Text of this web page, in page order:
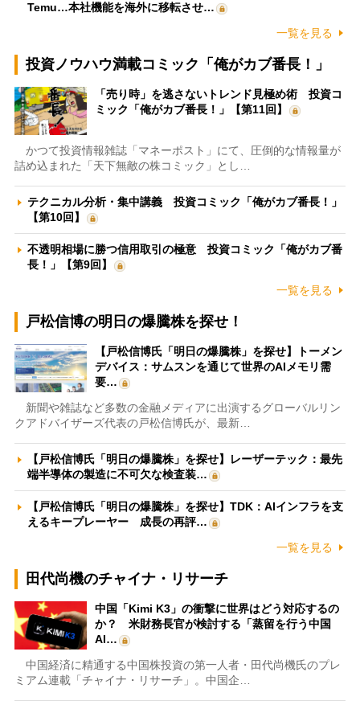
Temu…本社機能を海外に移転させ…
一覧を見る
投資ノウハウ満載コミック「俺がカブ番長！」
「売り時」を逃さないトレンド見極め術 投資コ
ミック「俺がカブ番長！」【第11回】
かつて投資情報雑誌「マネーポスト」にて、圧倒的な情報量が
詰め込まれた「天下無敵の株コミック」とし…
テクニカル分析・集中講義 投資コミック「俺がカブ番長！」
【第10回】
不透明相場に勝つ信用取引の極意 投資コミック「俺がカブ番
長！」【第9回】
一覧を見る
戸松信博の明日の爆騰株を探せ！
【戸松信博氏「明日の爆騰株」を探せ】トーメン
デバイス：サムスンを通じて世界のAIメモリ需
要…
新聞や雑誌など多数の金融メディアに出演するグローバルリン
クアドバイザーズ代表の戸松信博氏が、最新…
【戸松信博氏「明日の爆騰株」を探せ】レーザーテック：最先
端半導体の製造に不可欠な検査装…
【戸松信博氏「明日の爆騰株」を探せ】TDK：AIインフラを支
えるキープレーヤー 成長の再評…
一覧を見る
田代尚機のチャイナ・リサーチ
中国「Kimi K3」の衝撃に世界はどう対応するの
か？ 米財務長官が検討する「蒸留を行う中国
AI…
中国経済に精通する中国株投資の第一人者・田代尚機氏のプレ
ミアム連載「チャイナ・リサーチ」。中国企…